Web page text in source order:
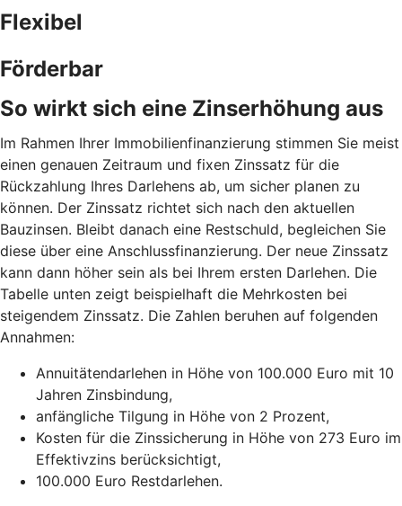
Flexibel
Förderbar
So wirkt sich eine Zinserhöhung aus
Im Rahmen Ihrer Immobilienfinanzierung stimmen Sie meist
einen genauen Zeitraum und fixen Zinssatz für die
Rückzahlung Ihres Darlehens ab, um sicher planen zu
können. Der Zinssatz richtet sich nach den aktuellen
Bauzinsen. Bleibt danach eine Restschuld, begleichen Sie
diese über eine Anschlussfinanzierung. Der neue Zinssatz
kann dann höher sein als bei Ihrem ersten Darlehen. Die
Tabelle unten zeigt beispielhaft die Mehrkosten bei
steigendem Zinssatz. Die Zahlen beruhen auf folgenden
Annahmen:
Annuitätendarlehen in Höhe von 100.000 Euro mit 10
Jahren Zinsbindung,
anfängliche Tilgung in Höhe von 2 Prozent,
Kosten für die Zinssicherung in Höhe von 273 Euro im
Effektivzins berücksichtigt,
100.000 Euro Restdarlehen.